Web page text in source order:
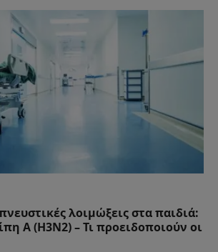
λοιμώξεις στα παιδιά:
Α (Η3Ν2) – Τι προειδοποιούν οι